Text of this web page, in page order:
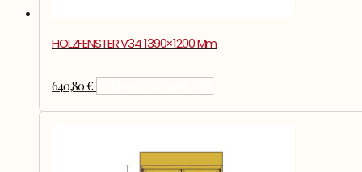
HOLZFENSTER V34 1390×1200 Mm
640,80€